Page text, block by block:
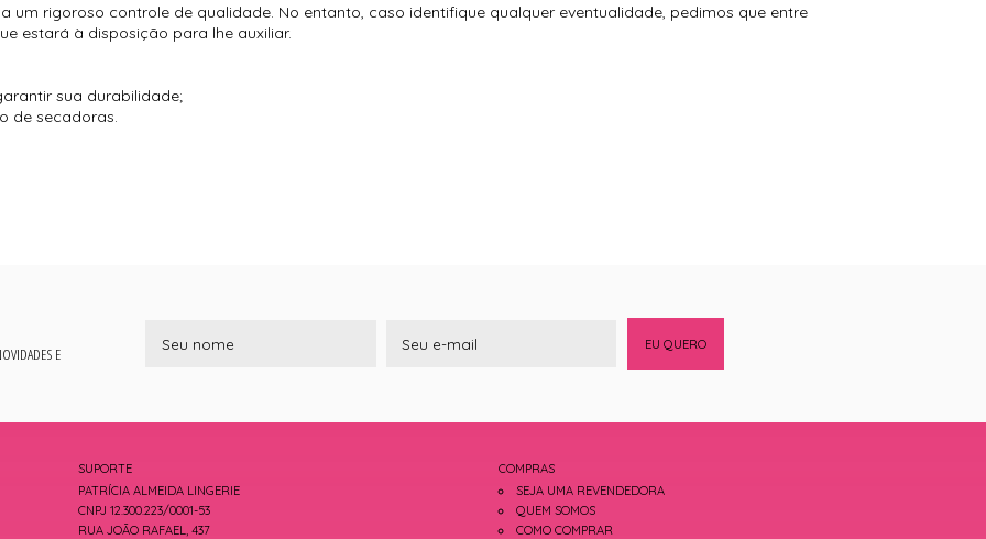
um rigoroso controle de qualidade. No entanto, caso identifique qualquer eventualidade, pedimos que entre
estará à disposição para lhe auxiliar.
sua durabilidade;
de secadoras.
E EU QUERO
SUPORTE
PATRÍCIA ALMEIDA LINGERIE
CNPJ 12.300.223/0001-53
RUA JOÃO RAFAEL, 437
COMPRAS
SEJA UMA REVENDEDORA
QUEM SOMOS
COMO COMPRAR